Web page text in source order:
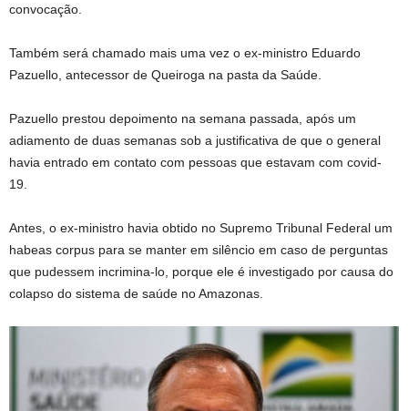
convocação.
Também será chamado mais uma vez o ex-ministro Eduardo
Pazuello, antecessor de Queiroga na pasta da Saúde.
Pazuello prestou depoimento na semana passada, após um
adiamento de duas semanas sob a justificativa de que o general
havia entrado em contato com pessoas que estavam com covid-
19.
Antes, o ex-ministro havia obtido no Supremo Tribunal Federal um
habeas corpus para se manter em silêncio em caso de perguntas
que pudessem incrimina-lo, porque ele é investigado por causa do
colapso do sistema de saúde no Amazonas.